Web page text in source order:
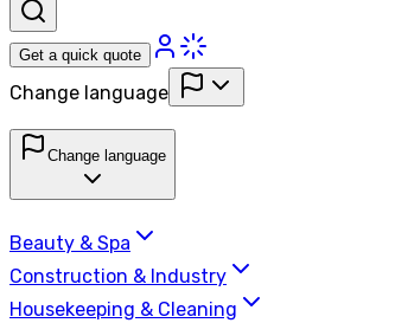
Get a quick quote
Change language
Change language
Beauty & Spa
Construction & Industry
Housekeeping & Cleaning